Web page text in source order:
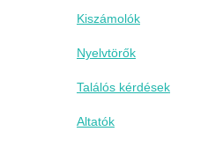
Kiszámolók
Nyelvtörők
Találós kérdések
Altatók